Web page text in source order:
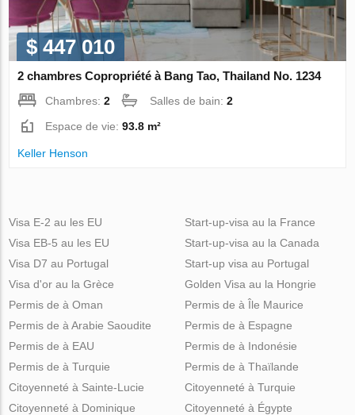
$ 447 010
2 chambres Copropriété à Bang Tao, Thailand No. 1234
Chambres:2 Salles de bain:2
Espace de vie:93.8 m²
Keller Henson
Visa E-2 au les EU
Visa EB-5 au les EU
Visa D7 au Portugal
Visa d'or au la Grèce
Start-up-visa au la France
Start-up-visa au la Canada
Start-up visa au Portugal
Golden Visa au la Hongrie
Permis de à Oman
Permis de à Arabie Saoudite
Permis de à EAU
Permis de à Turquie
Permis de à Île Maurice
Permis de à Espagne
Permis de à Indonésie
Permis de à Thaïlande
Citoyenneté à Sainte-Lucie
Citoyenneté à Dominique
Citoyenneté à Turquie
Citoyenneté à Égypte